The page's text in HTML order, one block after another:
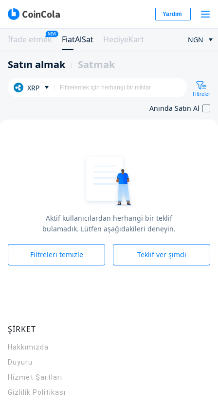
Yardım
İfade etmek
NEW
FiatAlSat HediyeKart NGN
Satın almak Satmak
XRP
Filtreler
Anında Satın Al
Aktif kullanıcılardan herhangi bir teklif
bulamadık. Lütfen aşağıdakileri deneyin.
Filtreleri temizle Teklif ver şimdi
ŞİRKET
Hakkımızda
Duyuru
Hizmet Şartları
Gizlilik Politikası